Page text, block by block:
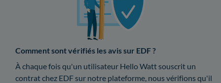
Comment sont vérifiés les avis sur EDF ?
À chaque fois qu'un utilisateur Hello Watt souscrit un
contrat chez EDF sur notre plateforme, nous vérifions qu'il